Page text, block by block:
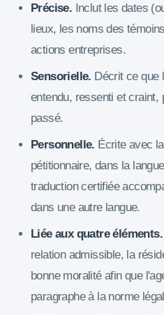
Précise. Inclut les dates
lieux, les noms des
actions entreprises.
Sensorielle. Décrit ce que
entendu, ressenti et craint,
passé.
Personnelle. Écrite avec
pétitionnaire, dans la
traduction certifiée
dans une autre langue.
Liée aux quatre éléments.
relation admissible, la
bonne moralité afin que
paragraphe à la norme